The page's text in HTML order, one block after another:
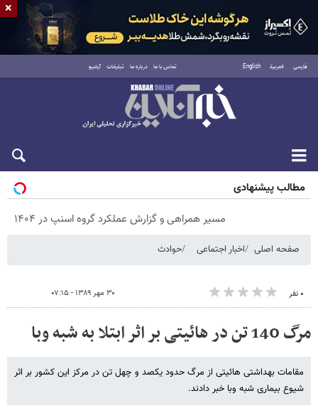
فارسی العربية English تماس با ما درباره ما تبلیغات آرشیو
پنجشنبه ۱۵ مرداد ۱۴۰۵
مطالب پیشنهادی
مسیر همراهی و گزارش عملکرد گروه اسنپ در ۱۴۰۴
صفحه اصلی اخبار اجتماعی حوادث
۰ نفر ۳۰ مهر ۱۳۸۹ - ۰۷:۱۵
مرگ 140 تن در هائیتی بر اثر ابتلا به شبه وبا
مقامات بهداشتی هائیتی از مرگ حدود یکصد و چهل تن در مرکز این کشور بر اثر
شیوع بیماری شبه وبا خبر دادند.
×